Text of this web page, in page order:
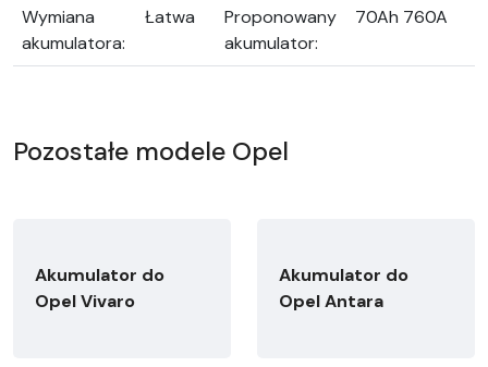
Wymiana
akumulatora:
Łatwa
Proponowany
akumulator:
70Ah 760A
Pozostałe modele Opel
Akumulator do
Opel Vivaro
Akumulator do
Opel Antara